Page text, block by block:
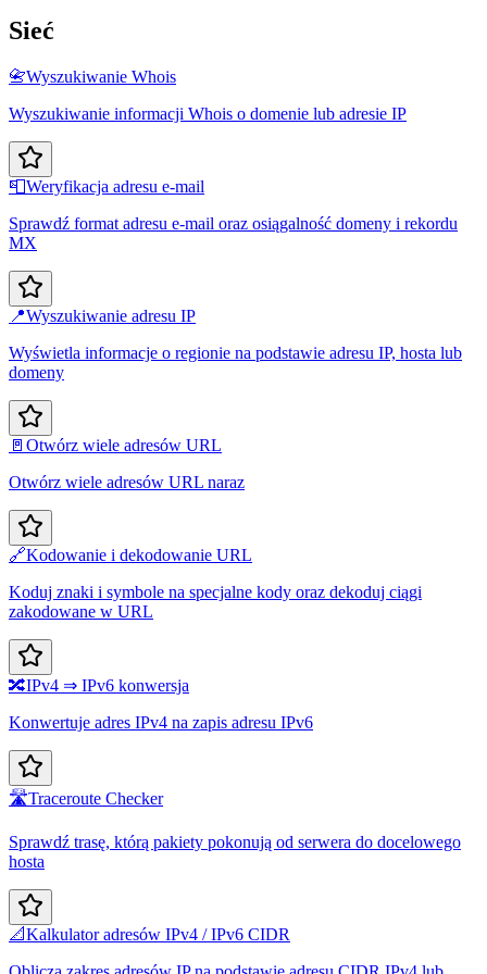
Sieć
📇Wyszukiwanie Whois
Wyszukiwanie informacji Whois o domenie lub adresie IP
📮Weryfikacja adresu e-mail
Sprawdź format adresu e-mail oraz osiągalność domeny i rekordu
MX
📍Wyszukiwanie adresu IP
Wyświetla informacje o regionie na podstawie adresu IP, hosta lub
domeny
🚪 Otwórz wiele adresów URL
Otwórz wiele adresów URL naraz
🔗Kodowanie i dekodowanie URL
Koduj znaki i symbole na specjalne kody oraz dekoduj ciągi
zakodowane w URL
🔀IPv4 ⇒ IPv6 konwersja
Konwertuje adres IPv4 na zapis adresu IPv6
🛣️Traceroute Checker
Sprawdź trasę, którą pakiety pokonują od serwera do docelowego
hosta
📐Kalkulator adresów IPv4 / IPv6 CIDR